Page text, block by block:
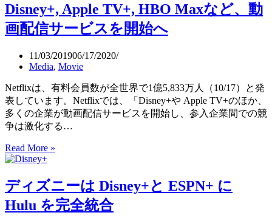
ズ
ニ
ー
写
版
「ム
ー
ラ
ン」
配
信
へ
Disney+, Apple TV+, HBO Maxなど、動
画配信サービスを開始へ
11/03/201906/17/2020
Media, Movie
Netflixは、有料会員数が全世界で1億5,833万人（10/17）と発
表しています。Netflixでは、「Disney+や Apple TV+のほか、
多くの企業が動画配信サービスを開始し、参入企業間での競
争は激化する…
Read More »
HBO
Max
な
ど、
ディズニーは Disney+と ESPN+ に
Hulu を完全統合